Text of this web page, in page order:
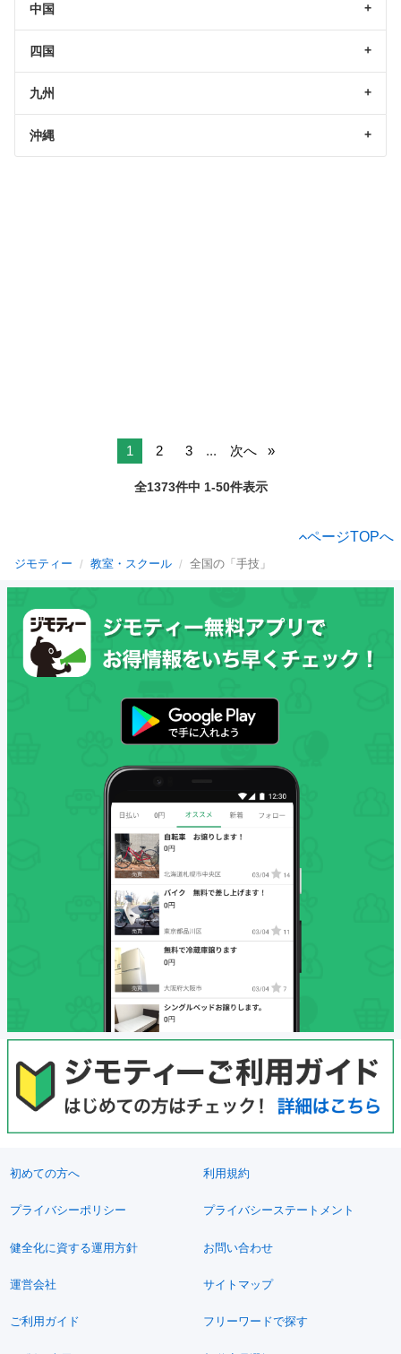
中国
四国
九州
沖縄
1 2 3 ... 次へ
全1373件中 1-50件表示
ページTOPへ
ジモティー 教室・スクール 全国の「手技」
初めての方へ 利用規約
プライバシーポリシー プライバシーステートメント
健全化に資する運用方針 お問い合わせ
運営会社 サイトマップ
ご利用ガイド フリーワードで探す